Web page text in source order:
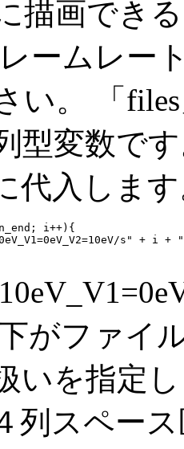
描画でき
ームレー
い。 「
型変数で
代入しま
i++){
s" + i +
がファイ
いを指定
列スペー